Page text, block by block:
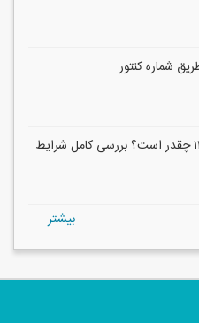
شماره کنتور
مبلغ وام ازدواج ۱۴۰۵ چقدر است؟ بررسی کامل شرایط
بيشتر